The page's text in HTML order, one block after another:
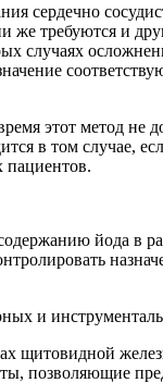
сердечно
требуются и
случаях
этот метод не
в том случае,
пациентов.
йода в
и
щитовидной
позволяющие